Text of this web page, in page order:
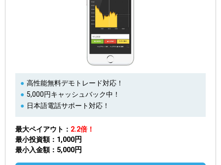
高性能無料デモトレード対応！
5,000円キャッシュバック中！
日本語電話サポート対応！
最大ペイアウト
2.2倍！
最小投資額
1,000円
最小入金額 5,000円